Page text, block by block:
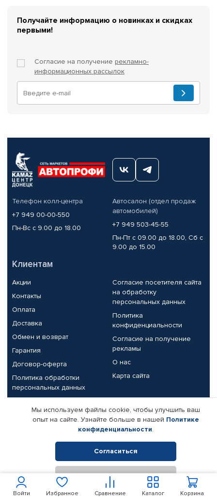
Войти Избранное Сравнение Корзина
Каталог
Получайте информацию о новинках и скидках
первыми!
Согласие на получение рекламно-
информационных рассылок
Телефон колл-центра
+7 949 00-00-550
Пн-Вс с 9.00 до 18.00
Автосалон (отдел продаж
автомобилей)
+7 949 503-45-55
Пн-Пт с 09.00 до 18.00, Сб с
9.00 до 15.00
Клиентам
Акции
Контакты
Оплата
Доставка
Обмен и возврат
Гарантия
Договор-оферта
Политика обработки
персональных данных
Согласие посетителя сайта
на обработку
персональных данных
Политика
конфиденциальности
Согласие на получение
рекламы
О нас
Карта сайта
Партнерам
Корпоративным клиентам
Поставщикам
Реквизиты компании
© КАМАЗ ЦЕНТР ДОНЕЦК, 2015-2026. Все права защищены.
Интернет-магазин автомобильных товаров Автопрофи.
Мы используем файлы cookie, чтобы улучшить ваш
опыт на сайте. Узнайте больше в нашей Политике
конфиденциальности.
Согласиться
Отклонить